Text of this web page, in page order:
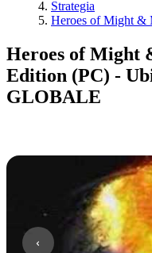
Strategia
Heroes of Might &
Heroes of Might
Edition (PC) -
GLOBALE